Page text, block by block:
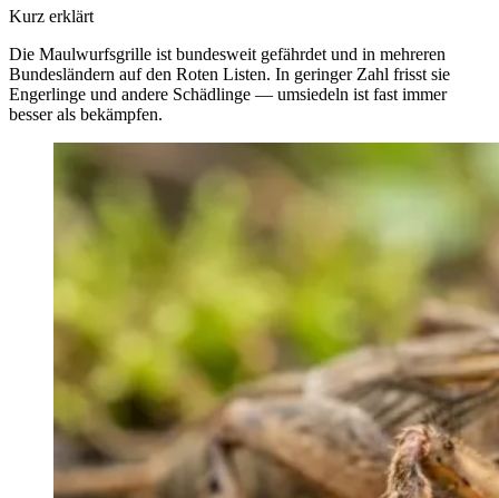
Kurz erklärt
Die Maulwurfsgrille ist bundesweit gefährdet und in mehreren
Bundesländern auf den Roten Listen. In geringer Zahl frisst sie
Engerlinge und andere Schädlinge — umsiedeln ist fast immer
besser als bekämpfen.